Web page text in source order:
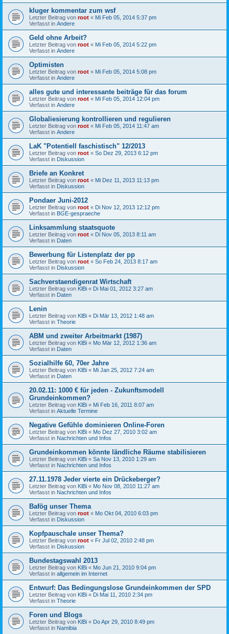
kluger kommentar zum wsf
Letzter Beitrag von root « Mi Feb 05, 2014 5:37 pm
Verfasst in Andere
Geld ohne Arbeit?
Letzter Beitrag von root « Mi Feb 05, 2014 5:22 pm
Verfasst in Andere
Optimisten
Letzter Beitrag von root « Mi Feb 05, 2014 5:08 pm
Verfasst in Andere
alles gute und interessante beiträge für das forum
Letzter Beitrag von root « Mi Feb 05, 2014 12:04 pm
Verfasst in Andere
Globaliesierung kontrollieren und regulieren
Letzter Beitrag von root « Mi Feb 05, 2014 11:47 am
Verfasst in Andere
LaK "Potentiell faschistisch" 12/2013
Letzter Beitrag von root « So Dez 29, 2013 6:12 pm
Verfasst in Diskussion
Briefe an Konkret
Letzter Beitrag von root « Mi Dez 11, 2013 11:13 pm
Verfasst in Diskussion
Pondaer Juni-2012
Letzter Beitrag von root « Di Nov 12, 2013 12:12 pm
Verfasst in BGE-gespraeche
Linksammlung staatsquote
Letzter Beitrag von root « Di Nov 05, 2013 8:11 am
Verfasst in Daten
Bewerbung für Listenplatz der pp
Letzter Beitrag von root « So Feb 24, 2013 8:17 am
Verfasst in Diskussion
Sachverstaendigenrat Wirtschaft
Letzter Beitrag von KlBi « Di Mai 01, 2012 3:27 am
Verfasst in Daten
Lenin
Letzter Beitrag von KlBi « Di Mär 13, 2012 1:48 am
Verfasst in Theorie
ABM und zweiter Arbeitmarkt (1987)
Letzter Beitrag von KlBi « Mo Mär 12, 2012 1:36 am
Verfasst in Daten
Sozialhilfe 60, 70er Jahre
Letzter Beitrag von KlBi « Mi Jan 25, 2012 7:24 am
Verfasst in Daten
20.02.11: 1000 € für jeden - Zukunftsmodell
Grundeinkommen?
Letzter Beitrag von KlBi « Mi Feb 16, 2011 8:07 am
Verfasst in Aktuelle Termine
Negative Gefühle dominieren Online-Foren
Letzter Beitrag von KlBi « Mo Dez 27, 2010 3:02 am
Verfasst in Nachrichten und Infos
Grundeinkommen könnte ländliche Räume stabilisieren
Letzter Beitrag von KlBi « Sa Nov 13, 2010 1:29 am
Verfasst in Nachrichten und Infos
27.11.1978 Jeder vierte ein Drückeberger?
Letzter Beitrag von KlBi « Mo Nov 08, 2010 11:27 am
Verfasst in Nachrichten und Infos
Bafög unser Thema
Letzter Beitrag von root « Mo Okt 04, 2010 6:03 pm
Verfasst in Diskussion
Kopfpauschale unser Thema?
Letzter Beitrag von root « Fr Jul 02, 2010 2:48 pm
Verfasst in Diskussion
Bundestagswahl 2013
Letzter Beitrag von KlBi « Mo Jun 21, 2010 9:04 pm
Verfasst in allgemein im Internet
Entwurf: Das Bedingungslose Grundeinkommen der SPD
Letzter Beitrag von KlBi « Di Mai 11, 2010 2:34 pm
Verfasst in Theorie
Foren und Blogs
Letzter Beitrag von KlBi « Do Apr 29, 2010 8:49 pm
Verfasst in Namibia